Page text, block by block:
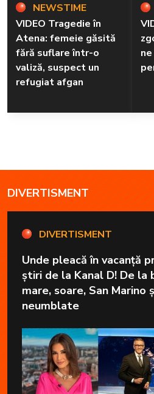
NEWSTIME
VIDEO Tragedie în
Atena: femeie găsită
fără suflare într-o
valiză, suspect un
refugiat afgan
DIVERTISMENT
DIVERTISMENT
Unde pleacă în vacanță
știri de la Kanal D! De la
mare, soare, San Marino
neumblate